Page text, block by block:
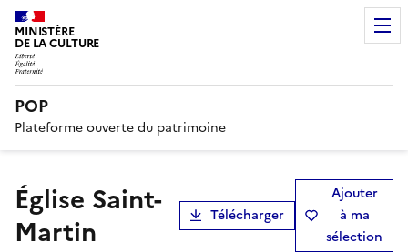
MINISTÈRE
DE LA CULTURE
POP
Plateforme ouverte du patrimoine
Église Saint-
Martin
Télécharger
Ajouter
à ma
sélection